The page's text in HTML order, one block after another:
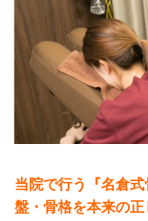
当院で行う『名倉
盤・骨格を本来の